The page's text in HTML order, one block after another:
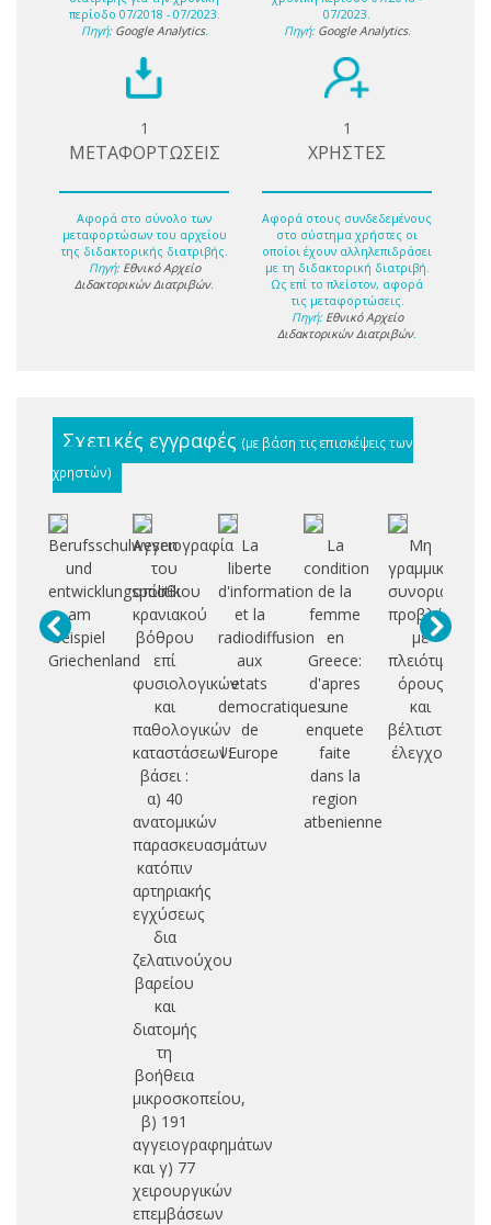
περίοδο 07/2018 - 07/2023.
Πηγή: Google Analytics.
07/2023.
Πηγή: Google Analytics.
1
ΜΕΤΑΦΟΡΤΩΣΕΙΣ
Αφορά στο σύνολο των
μεταφορτώσων του αρχείου
της διδακτορικής διατριβής.
Πηγή: Εθνικό Αρχείο
Διδακτορικών Διατριβών.
1
ΧΡΗΣΤΕΣ
Αφορά στους συνδεδεμένους
στο σύστημα χρήστες οι
οποίοι έχουν αλληλεπιδράσει
με τη διδακτορική διατριβή.
Ως επί το πλείστον, αφορά
τις μεταφορτώσεις.
Πηγή: Εθνικό Αρχείο
Διδακτορικών Διατριβών.
Σχετικές εγγραφές (με βάση τις επισκέψεις των
χρηστών)
Berufsschulwesen
und
entwicklungspolitik
am
beispiel
Griechenland
Αγγειογραφία
του
οπίσθιου
κρανιακού
βόθρου
επί
φυσιολογικών
και
παθολογικών
καταστάσεων:
βάσει :
α) 40
ανατομικών
παρασκευασμάτων
κατόπιν
αρτηριακής
εγχύσεως
δια
ζελατινούχου
βαρείου
και
διατομής
τη
βοήθεια
μικροσκοπείου,
β) 191
αγγειογραφημάτων
και γ) 77
χειρουργικών
επεμβάσεων
La
liberte
d'information
et la
radiodiffusion
aux
etats
democratiques
de
l'Europe
La
condition
de la
femme
en
Greece:
d'apres
une
enquete
faite
dans la
region
atbenienne
Μη
γραμμικά
συνοριακά
προβλήματα
με
πλειότιμους
όρους
και
βέλτιστος
έλεγχος